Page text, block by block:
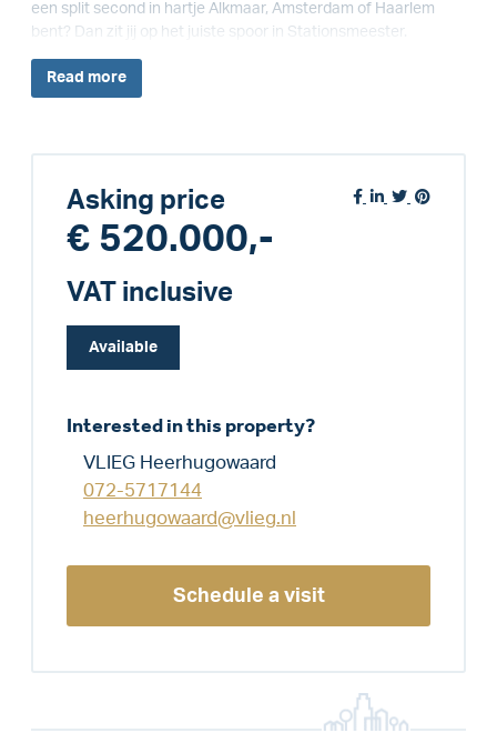
een split second in hartje Alkmaar, Amsterdam of Haarlem
bent? Dan zit jij op het juiste spoor in Stationsmeester.
Read more
Asking price
€ 520.000,-
VAT inclusive
Available
Interested in this property?
VLIEG Heerhugowaard
072-5717144
heerhugowaard@vlieg.nl
Schedule a visit